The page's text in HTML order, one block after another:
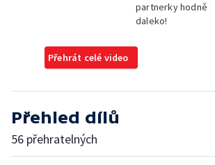
partnerky hodně
daleko!
Přehrát celé video
Přehled dílů
56 přehratelných